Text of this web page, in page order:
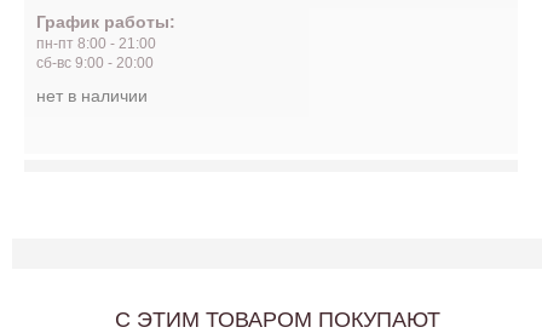
График работы:
пн-пт 8:00 - 21:00
сб-вс 9:00 - 20:00
нет в наличии
C ЭТИМ ТОВАРОМ ПОКУПАЮТ